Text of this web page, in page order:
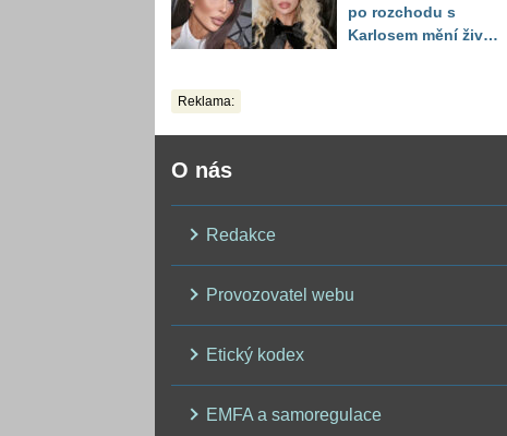
po rozchodu s
Karlosem mění život i
Reklama:
O nás
Redakce
Provozovatel webu
Etický kodex
EMFA a samoregulace